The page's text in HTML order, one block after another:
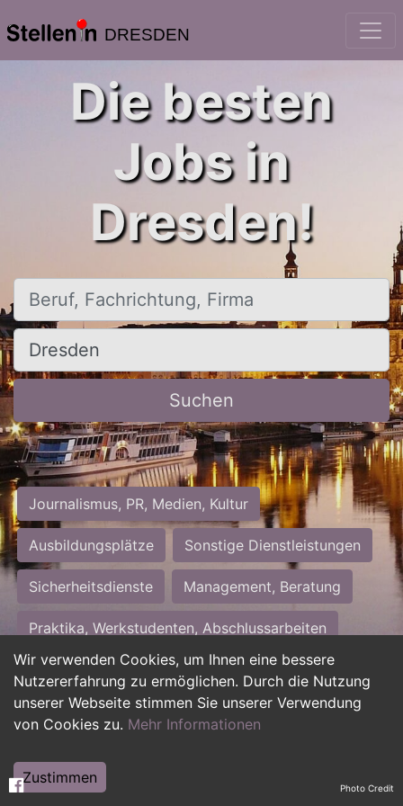
DRESDEN
Wir verwenden Cookies, um Ihnen eine bessere
Nutzererfahrung zu ermöglichen. Durch die Nutzung
unserer Webseite stimmen Sie unserer Verwendung
von Cookies zu. Mehr Informationen
Zustimmen
Die besten
Jobs in
Dresden!
Beruf, Fachrichtung, Firma
Ort, Stadt
Suchen
Journalismus, PR, Medien, Kultur
Ausbildungsplätze Sonstige Dienstleistungen
Sicherheitsdienste Management, Beratung
Praktika, Werkstudenten, Abschlussarbeiten
Personalwesen Assistenz, Sekretariat
Hilfskräfte, Aushilfs- und Nebenjobs
Weiterbildung, Studium, duale Ausbildung Photo Credit